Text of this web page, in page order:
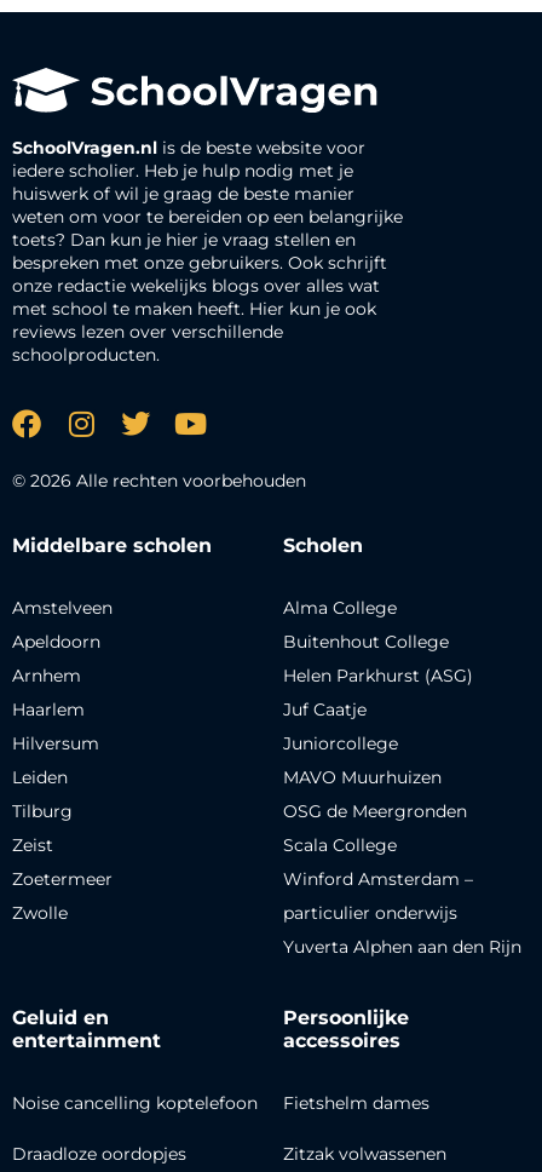
SchoolVragen.nl is de beste website voor
iedere scholier. Heb je hulp nodig met je
huiswerk of wil je graag de beste manier
weten om voor te bereiden op een belangrijke
toets? Dan kun je hier je vraag stellen en
bespreken met onze gebruikers. Ook schrijft
onze redactie wekelijks blogs over alles wat
met school te maken heeft. Hier kun je ook
reviews lezen over verschillende
schoolproducten.
© 2026 Alle rechten voorbehouden
Middelbare scholen
Amstelveen
Apeldoorn
Arnhem
Haarlem
Hilversum
Leiden
Tilburg
Zeist
Zoetermeer
Zwolle
Scholen
Alma College
Buitenhout College
Helen Parkhurst (ASG)
Juf Caatje
Juniorcollege
MAVO Muurhuizen
OSG de Meergronden
Scala College
Winford Amsterdam –
particulier onderwijs
Yuverta Alphen aan den Rijn
Geluid en
entertainment
Noise cancelling koptelefoon
Draadloze oordopjes
Persoonlijke
accessoires
Fietshelm dames
Zitzak volwassenen